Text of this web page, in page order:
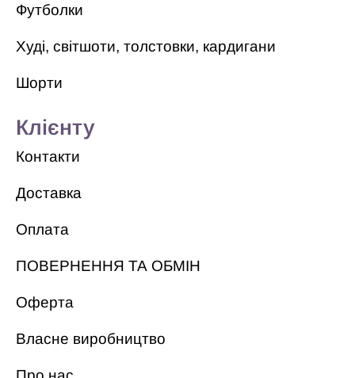
Футболки
Худі, світшоти, толстовки, кардигани
Шорти
Клієнту
Контакти
Доставка
Оплата
ПОВЕРНЕННЯ ТА ОБМІН
Оферта
Власне виробництво